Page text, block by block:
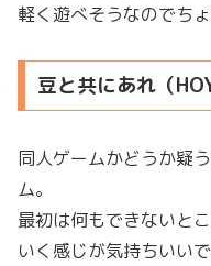
軽く遊べそうなのでち
豆と共にあれ（
同人ゲームかどうか疑
ム。
最初は何もできないと
いく感じが気持ちいいで